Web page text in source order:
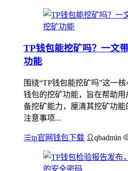
TP钱包能挖矿吗？一文
功能
围绕“TP钱包能挖矿吗”这一
钱包的挖矿功能，旨在帮助
备挖矿能力，厘清其挖矿功
注意事项...
tp官网钱包下载 qbadmin